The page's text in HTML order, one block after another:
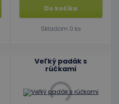
Do košíka
Skladom 0 ks
Veľký padák s
rúčkami